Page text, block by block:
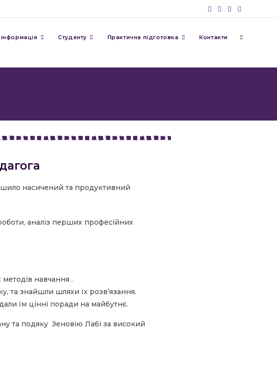
Студенту Практична підготовка Контакти
насичений та продуктивний
аналіз перших професійних
навчання .
та знайшли шляхи їх розв’язання.
їм цінні поради на майбутнє.
та подяку Зеновію Лабі за високий